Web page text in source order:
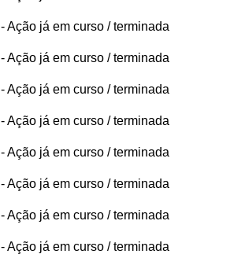
- Ação já em curso / terminada
- Ação já em curso / terminada
- Ação já em curso / terminada
- Ação já em curso / terminada
- Ação já em curso / terminada
- Ação já em curso / terminada
- Ação já em curso / terminada
- Ação já em curso / terminada